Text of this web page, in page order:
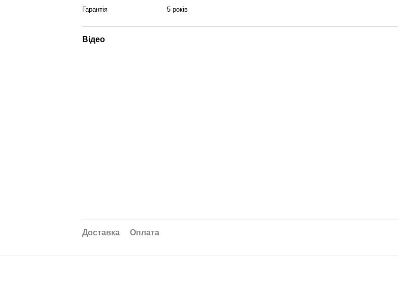
Гарантія 5 років
Відео
Доставка Оплата